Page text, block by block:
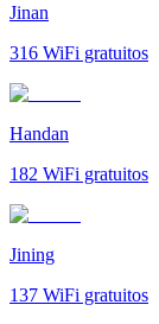
Jinan
316 WiFi gratuitos
Handan
182 WiFi gratuitos
Jining
137 WiFi gratuitos